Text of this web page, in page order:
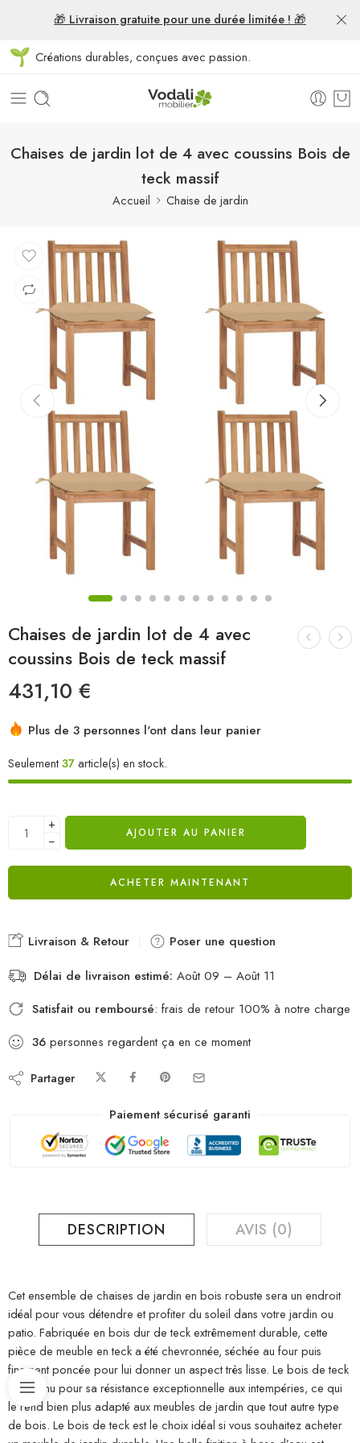
🎁 Livraison gratuite pour une durée limitée ! 🎁
Créations durables, conçues avec passion.
Chaises de jardin lot de 4 avec coussins Bois de
teck massif
Accueil Chaise de jardin
Chaises de jardin lot de 4 avec
coussins Bois de teck massif
431,10 €
Plus de 3 personnes l'ont dans leur panier
Seulement37article(s) en stock.
+
−
AJOUTER AU PANIER
ACHETER MAINTENANT
Livraison & Retour
Poser une question
Délai de livraison estimé: Août 09 – Août 11
Satisfait ou remboursé: frais de retour 100% à notre charge
36 personnes regardent ça en ce moment
Partager
Paiement sécurisé garanti
DESCRIPTION AVIS (0)
Cet ensemble de chaises de jardin en bois robuste sera un endroit
idéal pour vous détendre et profiter du soleil dans votre jardin ou
patio. Fabriquée en bois dur de teck extrêmement durable, cette
pièce de meuble en teck a été chevronnée, séchée au four puis
finement poncée pour lui donner un aspect très lisse. Le bois de teck
est connu pour sa résistance exceptionnelle aux intempéries, ce qui
le rend bien plus adapté aux meubles de jardin que tout autre type
de bois. Le bois de teck est le choix idéal si vous souhaitez acheter